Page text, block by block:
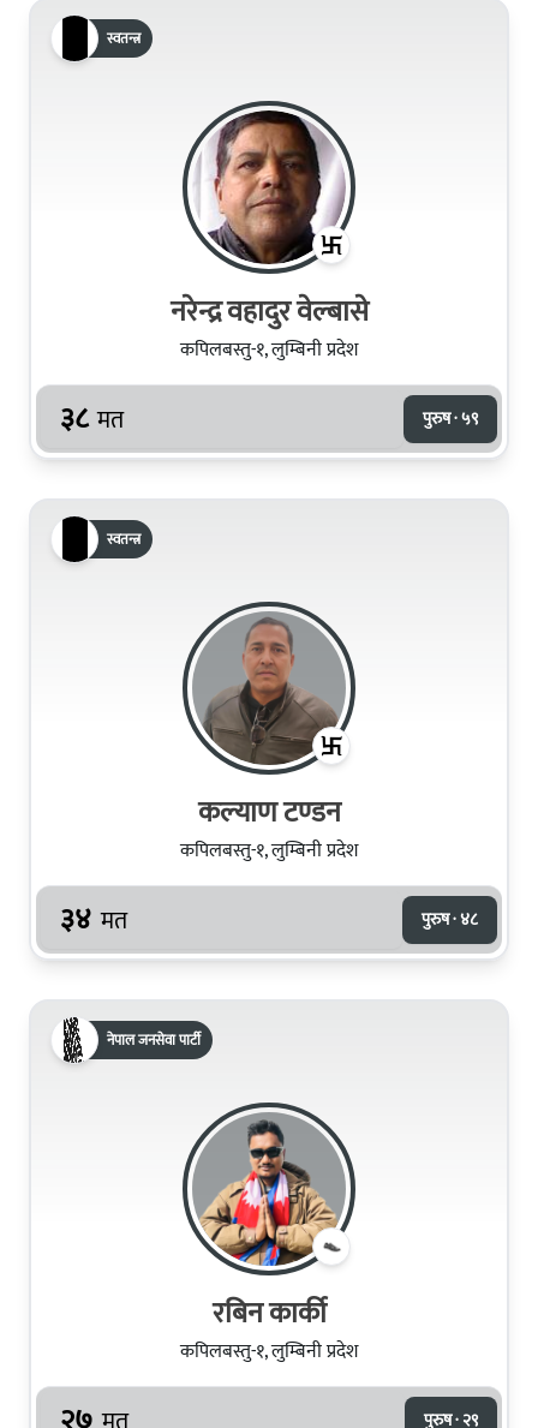
स्वतन्त्र
नरेन्द्र वहादुर वेल्बासे
कपिलबस्तु-१, लुम्बिनी प्रदेश
३८ मत पुरुष · ५९
स्वतन्त्र
कल्याण टण्‍डन
कपिलबस्तु-१, लुम्बिनी प्रदेश
३४ मत पुरुष · ४८
नेपाल जनसेवा पार्टी
रबिन कार्की
कपिलबस्तु-१, लुम्बिनी प्रदेश
पुरुष · २९